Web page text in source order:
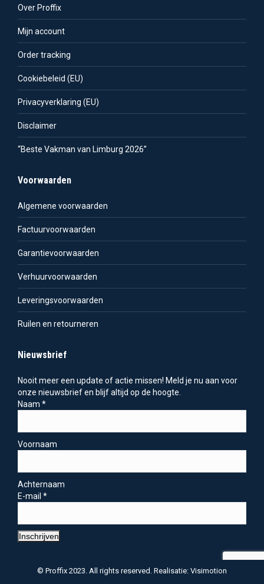
Over Proffix
Mijn account
Order tracking
Cookiebeleid (EU)
Privacyverklaring (EU)
Disclaimer
“Beste Vakman van Limburg 2026”
Voorwaarden
Algemene voorwaarden
Factuurvoorwaarden
Garantievoorwaarden
Verhuurvoorwaarden
Leveringsvoorwaarden
Ruilen en retourneren
Nieuwsbrief
Nooit meer een update of actie missen! Meld je nu aan voor
onze nieuwsbrief en blijf altijd op de hoogte.
Naam *
Voornaam
Achternaam
E-mail *
Inschrijven
© Proffix 2023. All rights reserved. Realisatie: Visimotion